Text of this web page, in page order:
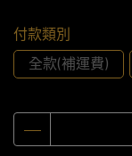
付款類別
全款(補運費)